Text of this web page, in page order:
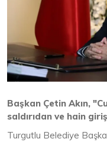
Başkan Çetin Akın,
saldırıdan ve hain
Turgutlu Belediye